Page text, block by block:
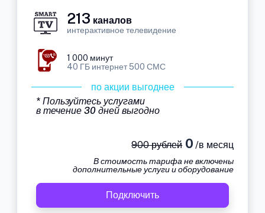
213 каналов
интерактивное телевидение
1 000 минут
40 ГБ интернет 500 СМС
по акции выгоднее
* Пользуйтесь услугами
в течение 30 дней выгодно
900 рублей0 /в месяц
В стоимость тарифа не включены
дополнительные услуги и оборудование
Подключить